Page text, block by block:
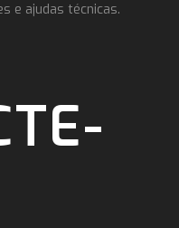
e ajudas técnicas.